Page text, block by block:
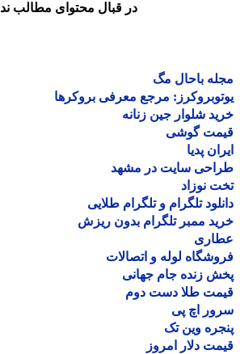
در قبال محتوای مطالب ندارد.
باحال مگ
مرجع معرفی بروکرها
شلوار جین زنانه
گوشی
پدیا
سایت در مشهد
نوزاد
تلگرام و تلگرام طلایی
ممبر تلگرام بدون ریزش
لوله و اتصالات
زنده جام جهانی
طلا دست دوم
اچ پی
وین تک
دلار امروز